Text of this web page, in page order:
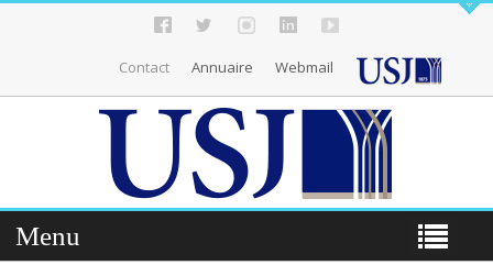
Contact Annuaire Webmail
Menu